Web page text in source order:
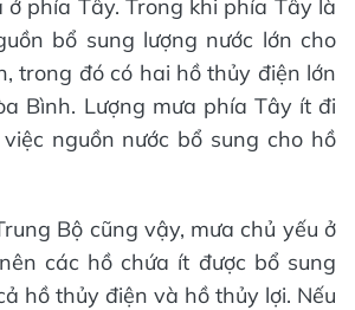
ở phía Tây. Trong khi phía Tây là
bổ sung lượng nước lớn cho
trong đó có hai hồ thủy điện lớn
Bình. Lượng mưa phía Tây ít đi
nguồn nước bổ sung cho hồ
Bộ cũng vậy, mưa chủ yếu ở
các hồ chứa ít được bổ sung
hồ thủy điện và hồ thủy lợi. Nếu